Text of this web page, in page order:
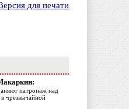
для печати
патронаж над
чрезвычайной